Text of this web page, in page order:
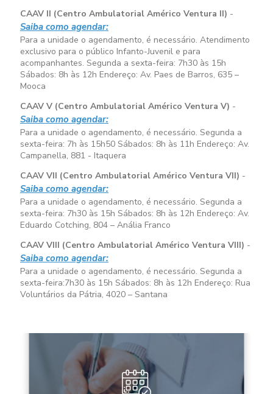
CAAV II (Centro Ambulatorial Américo Ventura II) -
Saiba como agendar:
Para a unidade o agendamento, é necessário. Atendimento
exclusivo para o público Infanto-Juvenil e para
acompanhantes. Segunda a sexta-feira: 7h30 às 15h
Sábados: 8h às 12h Endereço: Av. Paes de Barros, 635 –
Mooca
CAAV V (Centro Ambulatorial Américo Ventura V) -
Saiba como agendar:
Para a unidade o agendamento, é necessário. Segunda a
sexta-feira: 7h às 15h50 Sábados: 8h às 11h Endereço: Av.
Campanella, 881 - Itaquera
CAAV VII (Centro Ambulatorial Américo Ventura VII) -
Saiba como agendar:
Para a unidade o agendamento, é necessário. Segunda a
sexta-feira: 7h30 às 15h Sábados: 8h às 12h Endereço: Av.
Eduardo Cotching, 804 – Anália Franco
CAAV VIII (Centro Ambulatorial Américo Ventura VIII) -
Saiba como agendar:
Para a unidade o agendamento, é necessário. Segunda a
sexta-feira:7h30 às 15h Sábados: 8h às 12h Endereço: Rua
Voluntários da Pátria, 4020 – Santana